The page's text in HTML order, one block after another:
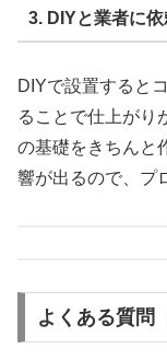
3. DIYと業者に
DIYで設置すると
ることで仕上がり
の基礎をきちんと
響が出るので、プ
よくある質問